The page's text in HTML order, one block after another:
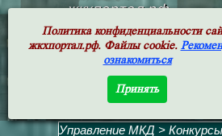
ЖКХ РФ.
жкхпортал.рф
Управление МКД >
Политика конфиденциальности
жкхпортал.рф. Файлы cookie.
ознакомиться
Принять